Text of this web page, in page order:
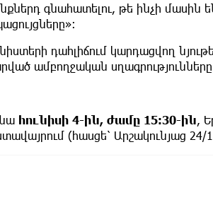
գնահատելու, թե ինչի
դահլիճում կարդացվող
ամբողջական
հունիսի 4-ին, ժամը 15:30-ին,
(հասցե՝ Արշակունյաց 24/